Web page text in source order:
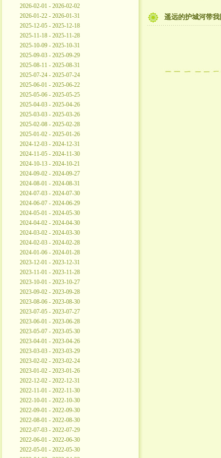
2026-02-01 - 2026-02-02
2026-01-22 - 2026-01-31
2025-12-05 - 2025-12-18
2025-11-18 - 2025-11-28
2025-10-09 - 2025-10-31
2025-09-03 - 2025-09-29
2025-08-11 - 2025-08-31
2025-07-24 - 2025-07-24
2025-06-01 - 2025-06-22
2025-05-06 - 2025-05-25
2025-04-03 - 2025-04-26
2025-03-03 - 2025-03-26
2025-02-08 - 2025-02-28
2025-01-02 - 2025-01-26
2024-12-03 - 2024-12-31
2024-11-05 - 2024-11-30
2024-10-13 - 2024-10-21
2024-09-02 - 2024-09-27
2024-08-01 - 2024-08-31
2024-07-03 - 2024-07-30
2024-06-07 - 2024-06-29
2024-05-01 - 2024-05-30
2024-04-02 - 2024-04-30
2024-03-02 - 2024-03-30
2024-02-03 - 2024-02-28
2024-01-06 - 2024-01-28
2023-12-01 - 2023-12-31
2023-11-01 - 2023-11-28
2023-10-01 - 2023-10-27
2023-09-02 - 2023-09-28
2023-08-06 - 2023-08-30
2023-07-05 - 2023-07-27
2023-06-01 - 2023-06-28
2023-05-07 - 2023-05-30
2023-04-01 - 2023-04-26
2023-03-03 - 2023-03-29
2023-02-02 - 2023-02-24
2023-01-02 - 2023-01-26
2022-12-02 - 2022-12-31
2022-11-01 - 2022-11-30
2022-10-01 - 2022-10-30
2022-09-01 - 2022-09-30
2022-08-01 - 2022-08-30
2022-07-03 - 2022-07-29
2022-06-01 - 2022-06-30
2022-05-01 - 2022-05-30
遥远的护城河带我